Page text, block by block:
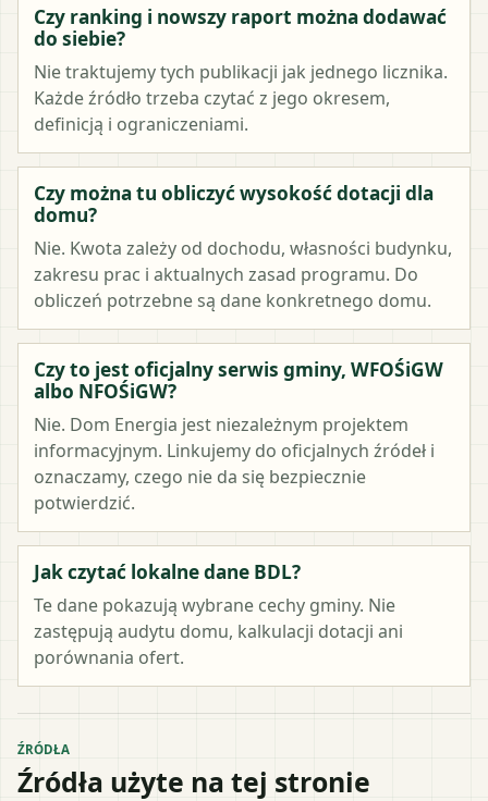
Czy ranking i nowszy raport można dodawać
do siebie?
Nie traktujemy tych publikacji jak jednego licznika.
Każde źródło trzeba czytać z jego okresem,
definicją i ograniczeniami.
Czy można tu obliczyć wysokość dotacji dla
domu?
Nie. Kwota zależy od dochodu, własności budynku,
zakresu prac i aktualnych zasad programu. Do
obliczeń potrzebne są dane konkretnego domu.
Czy to jest oficjalny serwis gminy, WFOŚiGW
albo NFOŚiGW?
Nie. Dom Energia jest niezależnym projektem
informacyjnym. Linkujemy do oficjalnych źródeł i
oznaczamy, czego nie da się bezpiecznie
potwierdzić.
Jak czytać lokalne dane BDL?
Te dane pokazują wybrane cechy gminy. Nie
zastępują audytu domu, kalkulacji dotacji ani
porównania ofert.
ŹRÓDŁA
Źródła użyte na tej stronie